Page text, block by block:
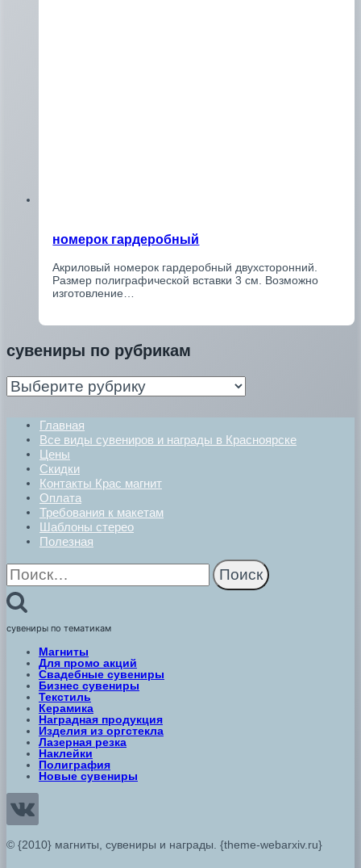
номерок гардеробный
Акриловый номерок гардеробный двухсторонний.
Размер полиграфической вставки 3 см. Возможно
изготовление…
сувениры по рубрикам
сувениры
по
Главная
Все виды сувениров и награды в Красноярске
Цены
Скидки
Контакты Крас магнит
Оплата
Требования к макетам
Шаблоны стерео
Полезная
Найти:
сувениры по тематикам
Магниты
Для промо акций
Свадебные сувениры
Бизнес сувениры
Текстиль
Керамика
Наградная продукция
Изделия из оргстекла
Лазерная резка
Наклейки
Полиграфия
Новые сувениры
© {2010} магниты, сувениры и награды. {theme-webarxiv.ru}